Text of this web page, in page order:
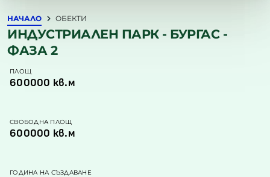
НАЧАЛО ОБЕКТИ
ИНДУСТРИАЛЕН ПАРК - БУРГАС -
ФАЗА 2
ПЛОЩ
600000 кв.м
СВОБОДНА ПЛОЩ
600000 кв.м
ГОДИНА НА СЪЗДАВАНЕ